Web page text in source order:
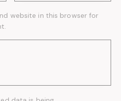
website in this browser for